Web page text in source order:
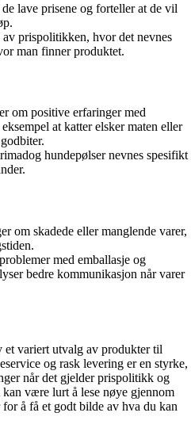
lave prisene og forteller at de vil
prispolitikken, hvor det nevnes
man finner produktet.
om positive erfaringer med
at katter elsker maten eller
hundepølser nevnes spesifikt
om skadede eller manglende varer,
med emballasje og
bedre kommunikasjon når varer
variert utvalg av produkter til
og rask levering er en styrke,
når det gjelder prispolitikk og
være lurt å lese nøye gjennom
å få et godt bilde av hva du kan